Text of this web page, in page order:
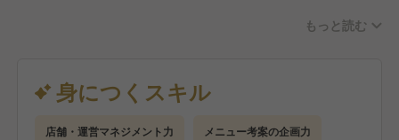
ていきましょう。
もっと読む
身につくスキル
店舗・運営マネジメント力 メニュー考案の企画力